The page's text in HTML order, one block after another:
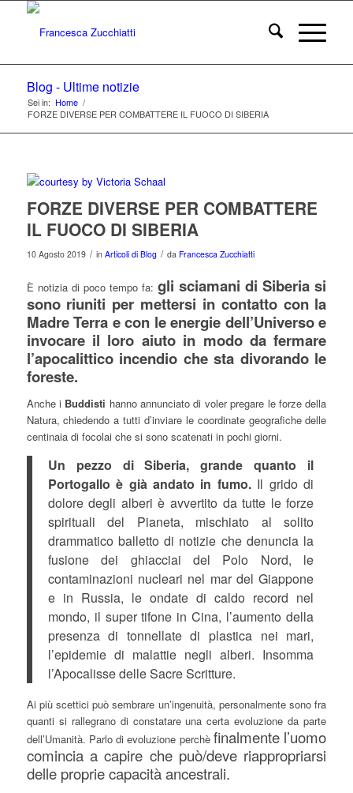
Blog - Ultime notizie
Sei in: Home /
FORZE DIVERSE PER COMBATTERE IL FUOCO DI SIBERIA
FORZE DIVERSE PER COMBATTERE
IL FUOCO DI SIBERIA
10 Agosto 2019 / in Articoli di Blog / da Francesca Zucchiatti
È notizia di poco tempo fa:gli sciamani di Siberia si
sono riuniti per mettersi in contatto con la
Madre Terra e con le energie dell’Universo e
invocare il loro aiuto in modo da fermare
l’apocalittico incendio che sta divorando le
foreste.
Anche i Buddisti hanno annunciato di voler pregare le forze della
Natura, chiedendo a tutti d’inviare le coordinate geografiche delle
centinaia di focolai che si sono scatenati in pochi giorni.
Un pezzo di Siberia, grande quanto il
Portogallo è già andato in fumo.Il grido di
dolore degli alberi è avvertito da tutte le forze
spirituali del Pianeta, mischiato al solito
drammatico balletto di notizie che denuncia la
fusione dei ghiacciai del Polo Nord, le
contaminazioni nucleari nel mar del Giappone
e in Russia, le ondate di caldo record nel
mondo, il super tifone in Cina, l’aumento della
presenza di tonnellate di plastica nei mari,
l’epidemie di malattie negli alberi. Insomma
l’Apocalisse delle Sacre Scritture.
Ai più scettici può sembrare un’ingenuità, personalmente sono fra
quanti si rallegrano di constatare una certa evoluzione da parte
dell’Umanità. Parlo di evoluzione perchèfinalmente l’uomo
comincia a capire che può/deve riappropriarsi
delle proprie capacità ancestrali.